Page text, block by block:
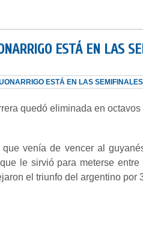
ESTÁ EN LAS
quedó eliminada en octavos
que venía de vencer al
le sirvió para meterse
el triunfo del argentino por